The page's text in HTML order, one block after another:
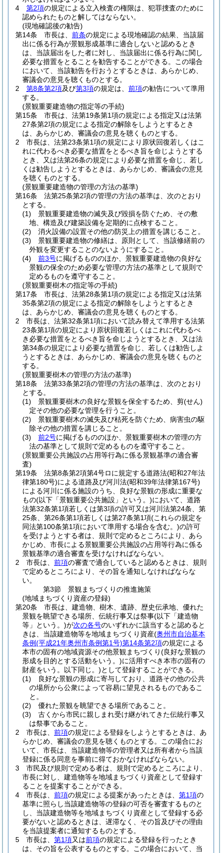
4
第2項の規定による立入検査の権限は、犯罪捜査のために
認められたものと解してはならない。
(現地確認後の勧告)
第14条
市長は、 前条の規定による現地確認の結果、当該届
出に係る行為が景観形成基準に適合しないと認めるとき
は、当該届出をした者に対し、当該届出に係る行為に関し
必要な措置をとることを勧告することができる。
この場合
において、当該勧告を行おうとするときは、あらかじめ、
審議会の意見を聴くものとする。
2
第8条第2項及び第3項の規定は、 前項の勧告について準用
する。
(景観重要建造物の指定等の手続)
第15条
市長は、法第19条第1項の規定による指定又は法第
27条第2項の規定による指定の解除をしようとするとき
は、あらかじめ、審議会の意見を聴くものとする。
2
市長は、法第23条第1項の規定により原状回復若しくはこ
れに代わるべき必要な措置をとるべき旨を命じようとする
とき、又は法第26条の規定により必要な措置を命じ、若し
くは勧告しようとするときは、あらかじめ、審議会の意見
を聴くものとする。
(景観重要建造物の管理の方法の基準)
第16条
法第25条第2項の管理の方法の基準は、次のとおり
とする。
(1)
景観重要建造物の滅失及び毀損を防ぐため、その敷
地、構造及び建築設備を定期的に点検すること。
(2)
消火設備の設置その他の防災上の措置を講じること。
(3)
景観重要建造物の修繕は、原則として、当該修繕前の
外観を変更することのないようにすること。
(4)
前3号に掲げるもののほか、景観重要建造物の良好な
景観の保全のため必要な管理の方法の基準として規則で
定めるものを遵守すること。
(景観重要樹木の指定等の手続)
第17条
市長は、法第28条第1項の規定による指定又は法第
35条第2項の規定による指定の解除をしようとするとき
は、あらかじめ、審議会の意見を聴くものとする。
2
市長は、法第32条第1項において読み替えて準用する法第
23条第1項の規定により原状回復若しくはこれに代わるべ
き必要な措置をとるべき旨を命じようとするとき、又は法
第34条の規定により必要な措置を命じ、若しくは勧告しよ
うとするときは、あらかじめ、審議会の意見を聴くものと
する。
(景観重要樹木の管理の方法の基準)
第18条
法第33条第2項の管理の方法の基準は、次のとおり
とする。
(1)
景観重要樹木の良好な景観を保全するため、剪(せん)
定その他の必要な管理を行うこと。
(2)
景観重要樹木の滅失及び枯死を防ぐため、病害虫の駆
除その他の措置を講じること。
(3)
前2号に掲げるもののほか、景観重要樹木の管理の方
法の基準として規則で定めるものを遵守すること。
(景観重要公共施設の占用等行為に係る景観基準の適合審
査)
第19条
法第8条第2項第4号ロに規定する道路法(昭和27年法
律第180号)による道路及び河川法(昭和39年法律第167号)
による河川に係る施設のうち、良好な景観の形成に重要な
もの(以下「景観重要公共施設」という。)において、道路
法第32条第1項若しくは第3項の許可又は河川法第24条、第
25条、第26条第1項若しくは第27条第1項(これらの規定を
同法第100条第1項において準用する場合を含む。)の許可
を受けようとする者は、規則で定めるところにより、あら
かじめ、市長による景観重要公共施設の占用等行為に係る
景観基準の適合審査を受けなければならない。
2
市長は、 前項の審査で適合していると認めるときは、規則
で定めるところにより、その旨を通知しなければならな
い。
第3節
景観まちづくりの推進施策
(地域まちづくり資産の登録)
第20条
市長は、建造物、樹木、遺跡、歴史伝承地、優れた
景観を眺望できる場所、伝統行事又は祭事(以下「建造物
等」という。)が次の各号のいずれかに該当すると認めると
きは、当該建造物等を地域まちづくり資産(奥州市自治基本
条例(平成21年奥州市条例第1号)第14条第2項の規定による
本市の固有の地域資源その他景観まちづくり(良好な景観の
形成を目的とする活動をいう。)に活用すべき本市の固有の
財産をいう。以下同じ。)として登録することができる。
(1)
良好な景観の形成に寄与しており、道路その他の公共
の場所から公衆によって容易に望見されるものであるこ
と。
(2)
優れた景観を眺望できる場所であること。
(3)
古くから市民に親しまれ受け継がれてきた伝統行事又
は祭事であること。
2
市長は、 前項の規定による登録をしようとするときは、あ
らかじめ、審議会の意見を聴くものとする。
この場合にお
いて、市長は、当該建造物等の管理者又は所有者から当該
登録に係る同意を事前に得ておかなければならない。
3
市民及び規則で定める者は、規則で定めるところにより、
市長に対し、建造物等を地域まちづくり資産として登録す
ることを提案することができる。
4
市長は、 前項の規定による提案があったときは、 第1項の
基準に照らし当該建造物等の登録の可否を審査するものと
し、当該建造物等を地域まちづくり資産として登録する必
要がないと認めるときは、遅滞なく、その旨及びその理由
を当該提案者に通知するものとする。
5
市長は、 第1項又は前項の規定による登録を行ったとき
は、その旨を公表するものとする。
この場合において、当